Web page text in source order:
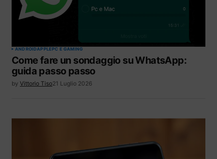
ANDROIDAPPLEPC E GAMING
Come fare un sondaggio su WhatsApp:
guida passo passo
by Vittorio Tiso21 Luglio 2026